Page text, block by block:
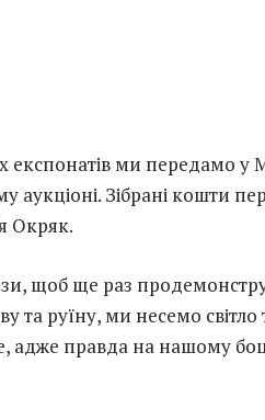
ми передамо у
аукціоні. Зібрані кошти
Окряк.
щоб ще раз
та руїну, ми несемо
адже правда на нашому